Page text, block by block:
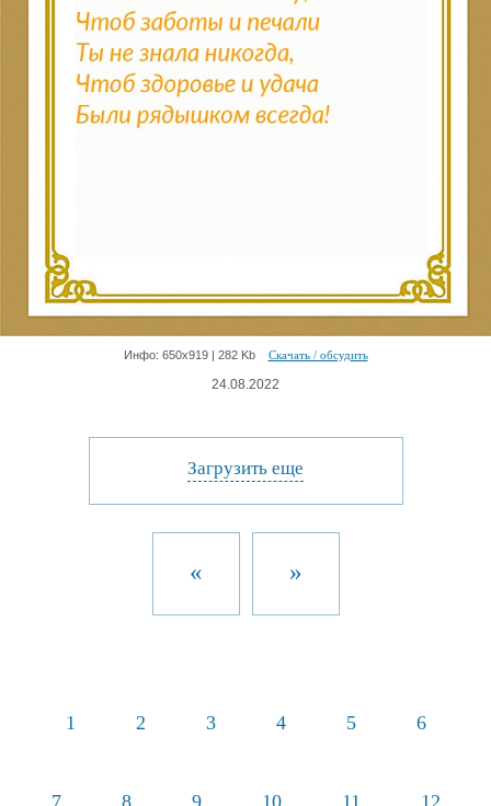
Инфо: 650х919 | 282 Kb Скачать / обсудить
24.08.2022
Загрузить еще
« »
1 2 3 4 5 6
7 8 9 10 11 12